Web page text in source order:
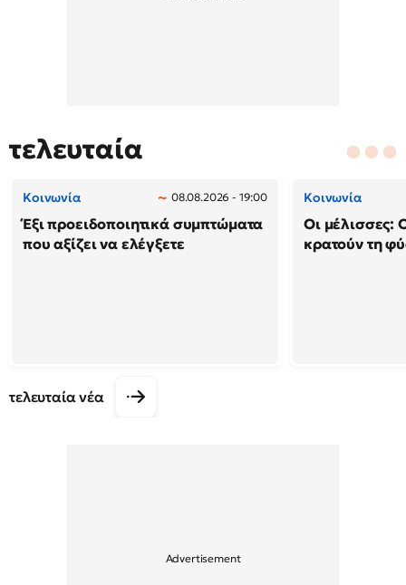
τελευταία
Κοινωνία 08.08.2026 - 19:00
Έξι προειδοποιητικά συμπτώματα
που αξίζει να ελέγξετε
Κοινωνία
Οι μέλισσες:
κρατούν τη
τελευταία νέα